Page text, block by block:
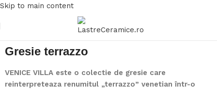
Skip to main content
Gresie terrazzo
VENICE VILLA este o colectie de gresie care
reinterpreteaza renumitul „terrazzo” venetian într-o